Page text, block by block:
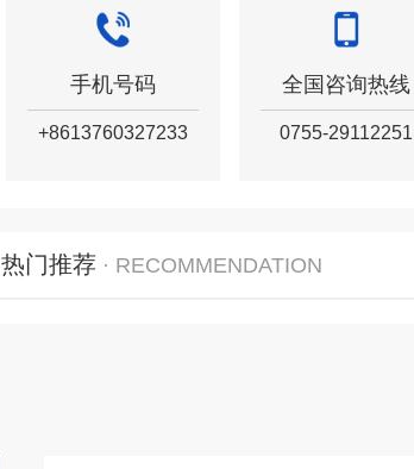
手机号码
+8613760327233
全国咨询热线
0755-29112251
热门推荐 · RECOMMENDATION